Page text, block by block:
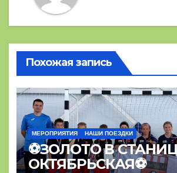
Похожая запись
МЕРОПРИЯТИЯ НАШИ ПОЕЗДКИ
⚽ЗОЛОТО В
ОКТЯБРЬСКАЯ⚽